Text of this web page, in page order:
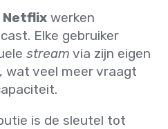
Netflix werken
Elke gebruiker
stream via zijn eigen
, wat veel meer vraagt
is de sleutel tot